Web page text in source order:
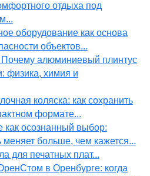
отдыха под
оборудование как основа
объектов...
алюминиевый плинтус
физика, химия и
коляска: как сохранить
формате...
как осознанный выбор:
больше, чем кажется...
для печатных плат...
в Оренбурге: когда